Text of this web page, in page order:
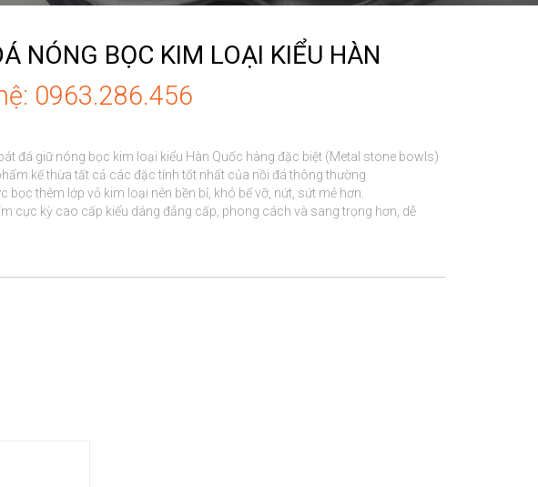
NÓNG BỌC KIM LOẠI KIỂU HÀN
0963.286.456
đá giữ nóng bọc kim loại kiểu Hàn Quốc hàng đặc biệt (Metal stone bowls)
kế thừa tất cả các đặc tính tốt nhất của nồi đá thông thường
bọc thêm lớp vỏ kim loại nên bền bỉ, khó bể vỡ, nứt, sứt mẻ hơn.
cực kỳ cao cấp kiểu dáng đẳng cấp, phong cách và sang trọng hơn, dễ